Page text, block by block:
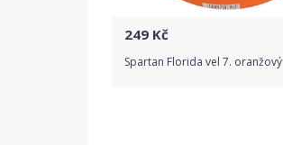
249 Kč
Spartan Florida vel 7. oranžový